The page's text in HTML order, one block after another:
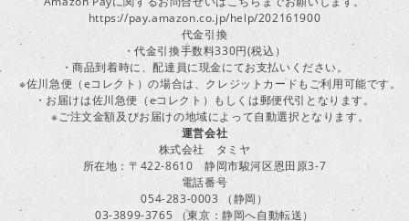
https://pay.amazon.co.jp/help/202161900
代金引換
・代金引換手数料330円(税込）
・商品到着時に、配達員に現金にてお支払いください。
※佐川急便（eコレクト）の場合は、クレジットカードもご利用可能です。
・お届けは佐川急便（eコレクト）もしくは郵便代引となります。
※ご注文金額及びお届けの地域によって自動選択となります。
運営会社
株式会社 タミヤ
所在地：〒422-8610 静岡市駿河区恩田原3-7
電話番号
054-283-0003 （静岡）
03-3899-3765 （東京：静岡へ自動転送）